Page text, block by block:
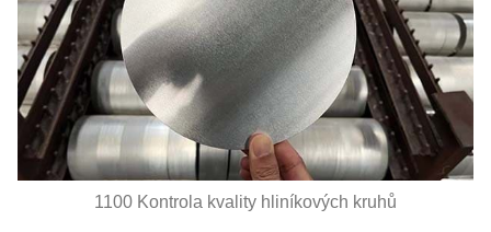
1100 Kontrola kvality hliníkových kruhů